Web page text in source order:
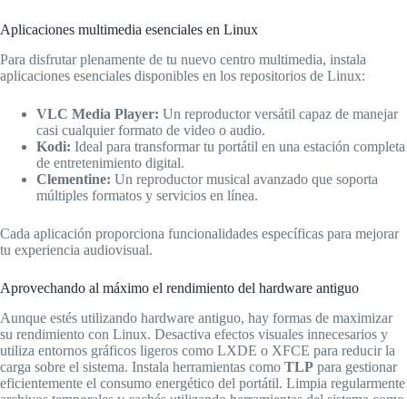
Aplicaciones multimedia esenciales en Linux
Para disfrutar plenamente de tu nuevo centro multimedia, instala
aplicaciones esenciales disponibles en los repositorios de Linux:
VLC Media Player: Un reproductor versátil capaz de manejar
casi cualquier formato de video o audio.
Kodi: Ideal para transformar tu portátil en una estación completa
de entretenimiento digital.
Clementine: Un reproductor musical avanzado que soporta
múltiples formatos y servicios en línea.
Cada aplicación proporciona funcionalidades específicas para mejorar
tu experiencia audiovisual.
Aprovechando al máximo el rendimiento del hardware antiguo
Aunque estés utilizando hardware antiguo, hay formas de maximizar
su rendimiento con Linux. Desactiva efectos visuales innecesarios y
utiliza entornos gráficos ligeros como LXDE o XFCE para reducir la
carga sobre el sistema. Instala herramientas como TLP para gestionar
eficientemente el consumo energético del portátil. Limpia regularmente